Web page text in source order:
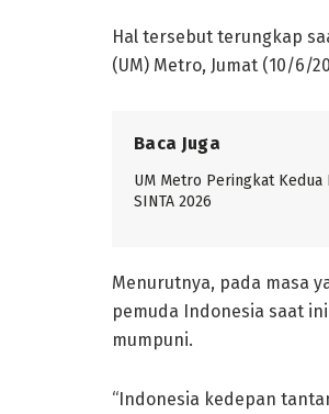
Hal tersebut terungkap
(UM) Metro, Jumat (10/6/
Baca Juga
UM Metro Peringkat Kedua
SINTA 2026
Menurutnya, pada masa
pemuda Indonesia saat
mumpuni.
“Indonesia kedepan